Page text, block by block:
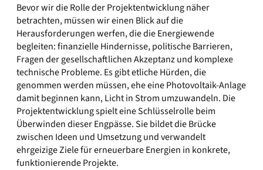
Bevor wir die Rolle der Projektentwicklung näher
betrachten, müssen wir einen Blick auf die
Herausforderungen werfen, die die Energiewende
begleiten: finanzielle Hindernisse, politische Barrieren,
Fragen der gesellschaftlichen Akzeptanz und komplexe
technische Probleme. Es gibt etliche Hürden, die
genommen werden müssen, ehe eine Photovoltaik-Anlage
damit beginnen kann, Licht in Strom umzuwandeln. Die
Projektentwicklung spielt eine Schlüsselrolle beim
Überwinden dieser Engpässe. Sie bildet die Brücke
zwischen Ideen und Umsetzung und verwandelt
ehrgeizige Ziele für erneuerbare Energien in konkrete,
funktionierende Projekte.